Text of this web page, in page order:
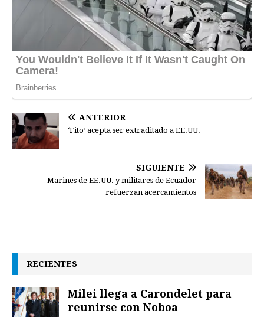
ANTERIOR
‘Fito’ acepta ser extraditado a EE.UU.
SIGUIENTE
Marines de EE.UU. y militares de Ecuador
refuerzan acercamientos
RECIENTES
Milei llega a Carondelet para
reunirse con Noboa